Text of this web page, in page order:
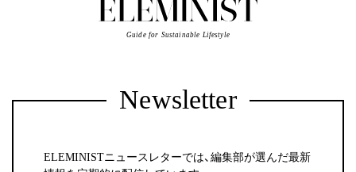
Guide for Sustainable Lifestyle
Newsletter
ELEMINISTニュースレターでは、編集部が選んだ最新